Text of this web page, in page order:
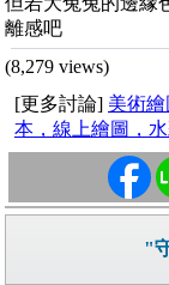
離感吧
(8,279 views)
[更多討論] 美術
本，線上繪圖，
"